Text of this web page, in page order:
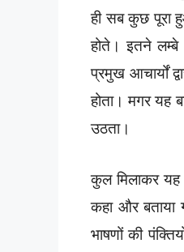
ही सब कुछ पूरा
होते। इतने लम्बे
प्रमुख आचार्यों
होता। मगर यह
उठता।
कुल मिलाकर यह
कहा और बताया
भाषणों की